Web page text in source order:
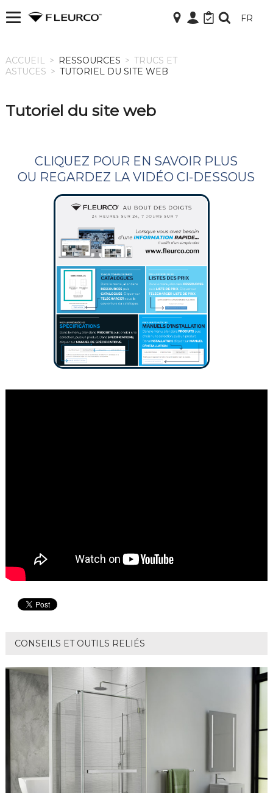
ACCUEIL FR
ACCUEIL > RESSOURCES > TRUCS ET
ASTUCES > TUTORIEL DU SITE WEB
Tutoriel du site web
CLIQUEZ POUR EN SAVOIR PLUS
OU REGARDEZ LA VIDÉO CI-DESSOUS
CONSEILS ET OUTILS RELIÉS